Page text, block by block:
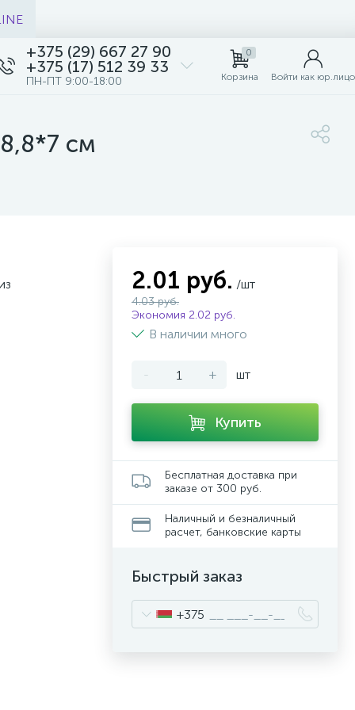
+375 (29) 667 27 90
+375 (17) 512 39 33
ПН-ПТ 9:00-18:00
0
Корзина Войти как юр.лицо
см
2.01 руб. /шт
4.03 руб.
Экономия 2.02 руб.
В наличии много
- + шт
Купить
Бесплатная доставка при
заказе от 300 руб.
Наличный и безналичный
расчет, банковские карты
Быстрый заказ
+375